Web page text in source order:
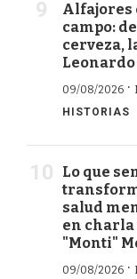
Alfajores
campo:
cerveza,
09/08/2026 ·
HISTORIAS
Lo que
salud
en charla
"Monti"
09/08/2026 ·